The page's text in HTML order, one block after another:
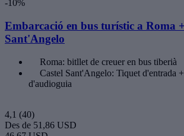
-10%
Embarcació en bus turístic a Roma
Sant'Angelo
Roma: bitllet de creuer en bus tiberià
Castel Sant'Angelo: Tiquet d'entrada
d'audioguia
4,1 (40)
Des de 51,86 USD